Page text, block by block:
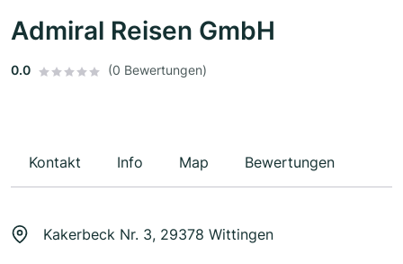
Admiral Reisen GmbH
0.0 (0 Bewertungen)
Kontakt Info Map Bewertungen
Kakerbeck Nr. 3, 29378 Wittingen